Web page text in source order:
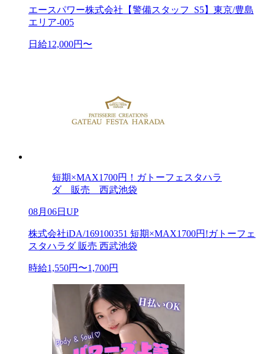
エースパワー株式会社【警備スタッフ_S5】東京/豊島
エリア-005
日給12,000円〜
短期×MAX1700円！ガトーフェスタハラ
ダ 販売 西武池袋
08月06日UP
株式会社iDA/169100351 短期×MAX1700円!ガトーフェ
スタハラダ 販売 西武池袋
時給1,550円〜1,700円